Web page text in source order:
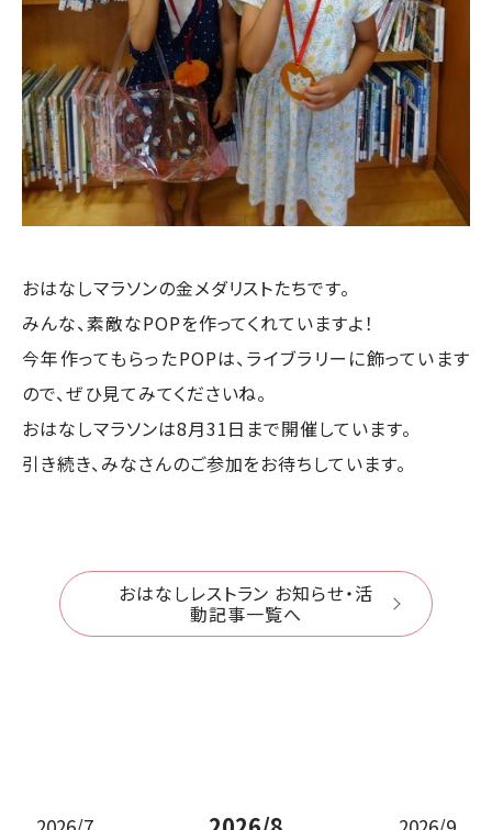
おはなしマラソンの金メダリストたちです。
みんな、素敵なPOPを作ってくれていますよ！
今年作ってもらったPOPは、ライブラリーに飾っています
ので、ぜひ見てみてくださいね。
おはなしマラソンは8月31日まで開催しています。
引き続き、みなさんのご参加をお待ちしています。
おはなしレストラン お知らせ・活
動記事一覧へ